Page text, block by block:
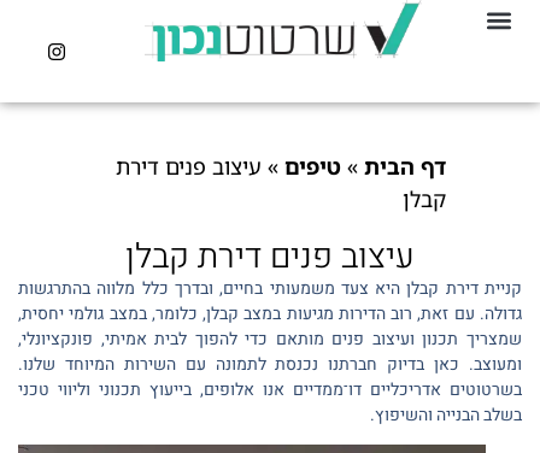
דף הבית» טיפים» עיצוב פנים דירת
קבלן
עיצוב פנים דירת קבלן
קניית דירת קבלן היא צעד משמעותי בחיים, ובדרך כלל מלווה בהתרגשות
גדולה. עם זאת, רוב הדירות מגיעות במצב קבלן, כלומר, במצב גולמי יחסית,
שמצריך תכנון ועיצוב פנים מותאם כדי להפוך לבית אמיתי, פונקציונלי,
ומעוצב. כאן בדיוק חברתנו נכנסת לתמונה עם השירות המיוחד שלנו.
בשרטוטים אדריכליים דו־ממדיים אנו אלופים, בייעוץ תכנוני וליווי טכני
בשלב הבנייה והשיפוץ.